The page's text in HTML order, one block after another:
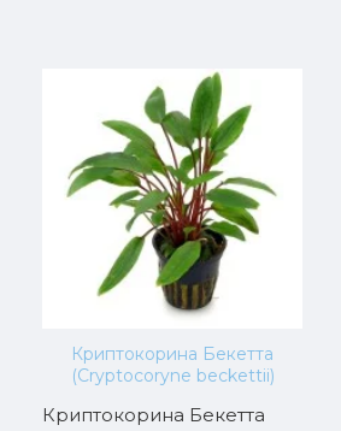
Криптокорина Бекетта
(Cryptocoryne beckettii)
Криптокорина Бекетта